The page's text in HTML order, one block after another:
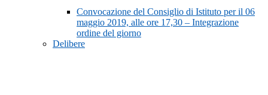
Convocazione del Consiglio di Istituto per il 06
maggio 2019, alle ore 17,30 – Integrazione
ordine del giorno
Delibere